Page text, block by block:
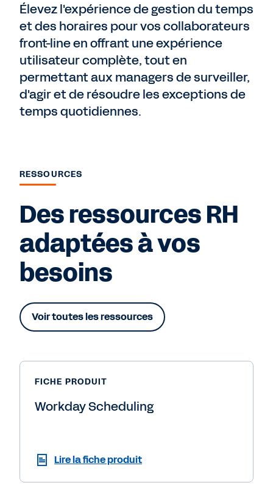
Élevez l'expérience de gestion du temps
et des horaires pour vos collaborateurs
front-line en offrant une expérience
utilisateur complète, tout en
permettant aux managers de surveiller,
d'agir et de résoudre les exceptions de
temps quotidiennes.
RESSOURCES
Des ressources RH
adaptées à vos
besoins
Voir toutes les ressources
FICHE PRODUIT
Workday Scheduling
Lire la fiche produit